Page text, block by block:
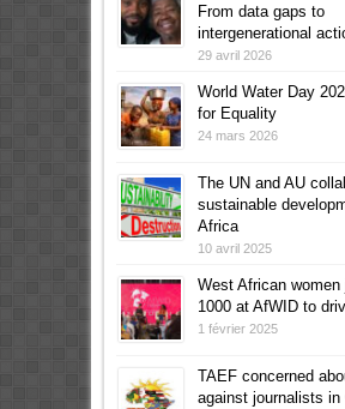
From data gaps to
intergenerational
29 avril 2026
World Water Day
for Equality
24 mars 2026
The UN and AU
sustainable
Africa
10 avril 2025
West African women
1000 at AfWID to
1 février 2025
TAEF concerned
against journalists in